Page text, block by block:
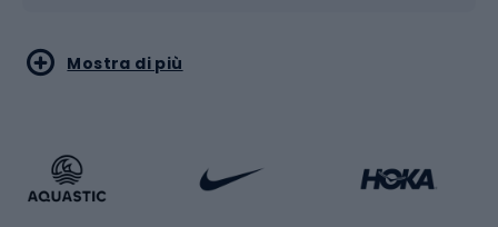
Sport acquatici
Bikepacking
Sport di arti marziali
Sport con le racchette
Mostra di più